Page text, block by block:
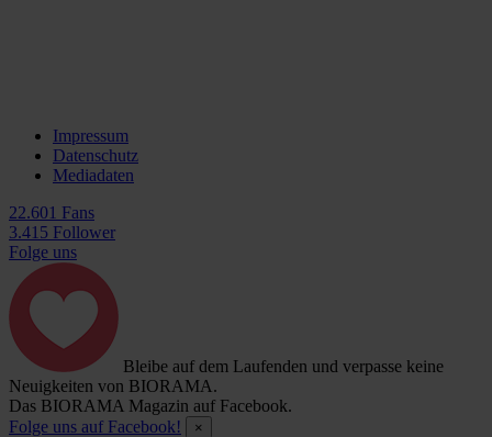
Impressum
Datenschutz
Mediadaten
22.601 Fans
3.415 Follower
Folge uns
Bleibe auf dem Laufenden und verpasse keine
Neuigkeiten von BIORAMA.
Das BIORAMA Magazin auf Facebook.
Folge uns auf Facebook!
×